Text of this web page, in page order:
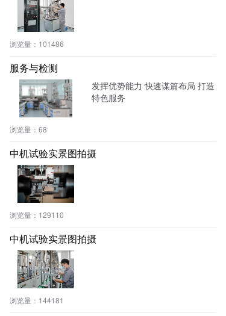
浏览量： 101486
服务与检测
发挥优势能力 快速谋篇布局 打造
特色服务
浏览量： 68
中机试验实景图拍摄
浏览量： 129110
中机试验实景图拍摄
浏览量： 144181